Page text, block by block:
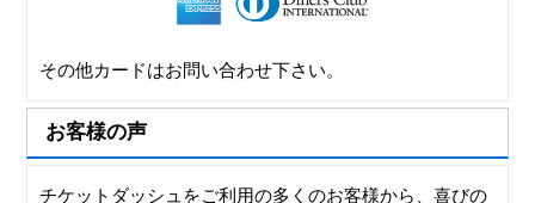
その他カードはお問い合わせ下さい。
お客様の声
チケットダッシュをご利用の多くのお客様から、喜びの